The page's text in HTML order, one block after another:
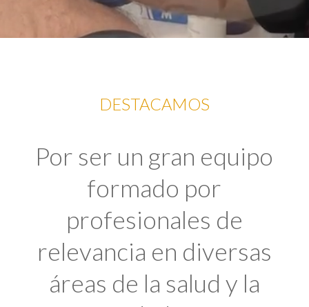
DESTACAMOS
Por ser un gran equipo
formado por
profesionales de
relevancia en diversas
áreas de la salud y la